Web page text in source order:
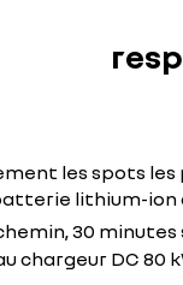
les spots les
lithium-ion
30
chargeur DC 80